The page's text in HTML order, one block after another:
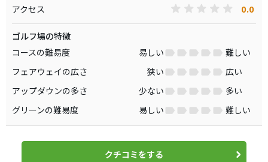
アクセス 0.0
ゴルフ場の特徴
コースの難易度
易しい
難しい
フェアウェイの広さ
狭い
広い
アップダウンの多さ
少ない
多い
グリーンの難易度
易しい 難しい
クチコミをする